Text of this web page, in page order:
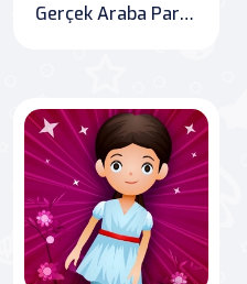
Gerçek Araba Park Etme Yapbozu